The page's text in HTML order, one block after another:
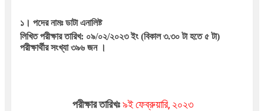
১। পদের নামঃডাটা এনালিষ্ট
লিখিত পরীক্ষার তারিখ: ০৯/০২/২০২৩ ইং (বিকাল ৩.৩০ টা হতে ৫ টা)
পরীক্ষার্থীর সংখ্যা ৩৯৬ জন ।
পরীক্ষার তারিখঃ৯ই ফেব্রুয়ারি, ২০২৩